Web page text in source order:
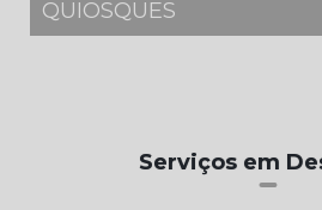
QUIOSQUES
Serviços em